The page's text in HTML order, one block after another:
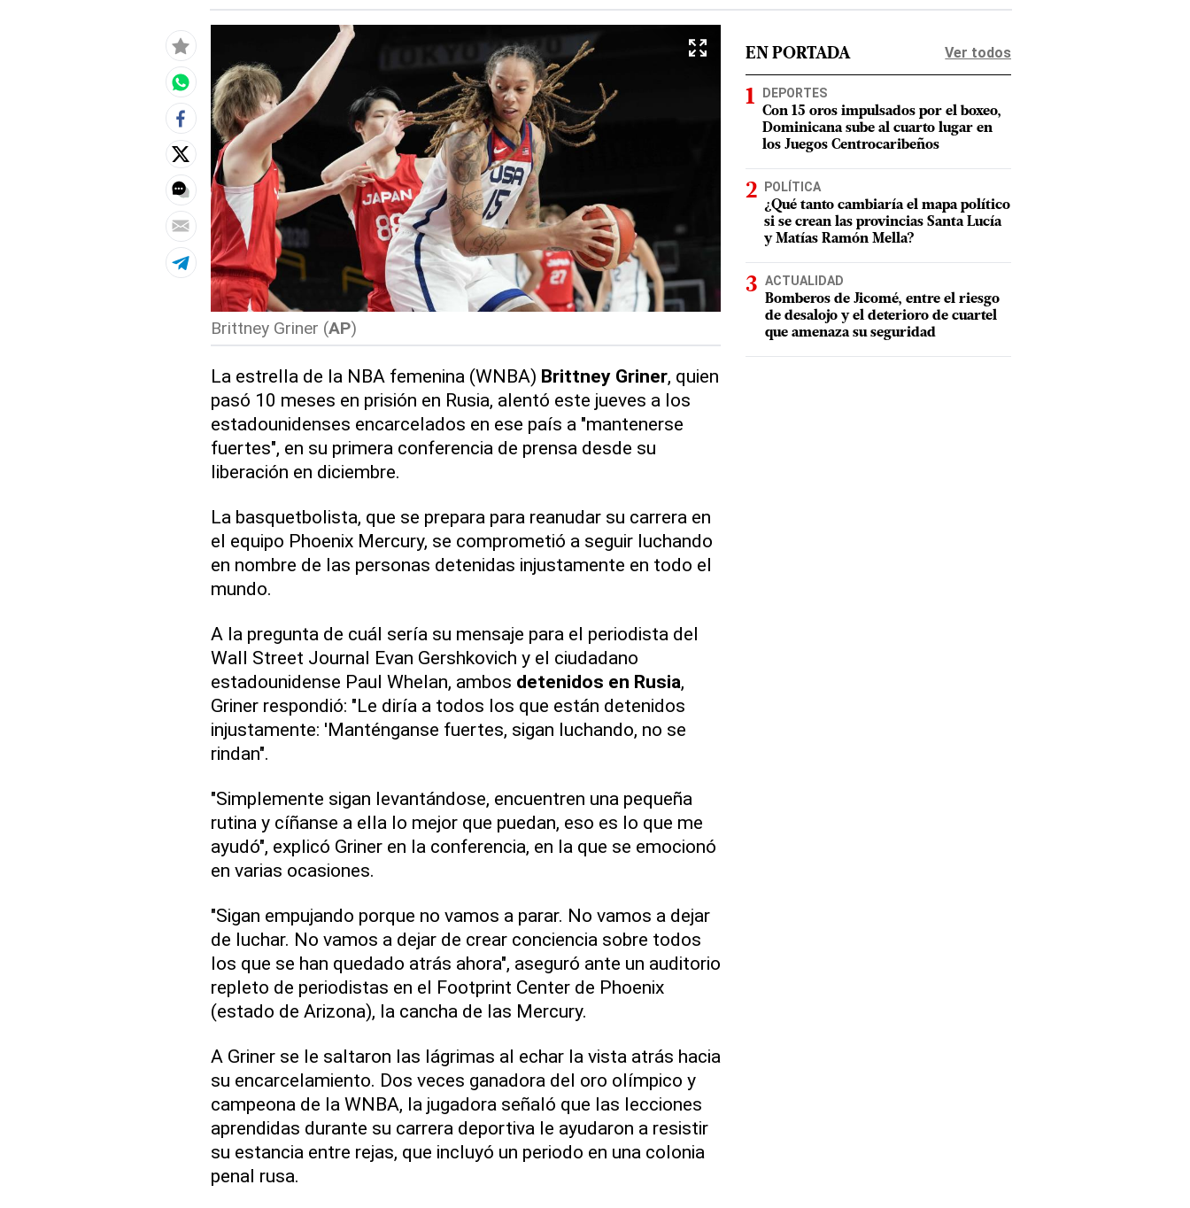
Brittney Griner (AP)
La estrella de la NBA femenina (WNBA) Brittney Griner, quien
pasó 10 meses en prisión en Rusia, alentó este jueves a los
estadounidenses encarcelados en ese país a "mantenerse
fuertes", en su primera conferencia de prensa desde su
liberación en diciembre.
La basquetbolista, que se prepara para reanudar su carrera en
el equipo Phoenix Mercury, se comprometió a seguir luchando
en nombre de las personas detenidas injustamente en todo el
mundo.
A la pregunta de cuál sería su mensaje para el periodista del
Wall Street Journal Evan Gershkovich y el ciudadano
estadounidense Paul Whelan, ambos detenidos en Rusia,
Griner respondió: "Le diría a todos los que están detenidos
injustamente: 'Manténganse fuertes, sigan luchando, no se
rindan".
"Simplemente sigan levantándose, encuentren una pequeña
rutina y cíñanse a ella lo mejor que puedan, eso es lo que me
ayudó", explicó Griner en la conferencia, en la que se emocionó
en varias ocasiones.
"Sigan empujando porque no vamos a parar. No vamos a dejar
de luchar. No vamos a dejar de crear conciencia sobre todos
los que se han quedado atrás ahora", aseguró ante un auditorio
repleto de periodistas en el Footprint Center de Phoenix
(estado de Arizona), la cancha de las Mercury.
A Griner se le saltaron las lágrimas al echar la vista atrás hacia
su encarcelamiento. Dos veces ganadora del oro olímpico y
campeona de la WNBA, la jugadora señaló que las lecciones
aprendidas durante su carrera deportiva le ayudaron a resistir
su estancia entre rejas, que incluyó un periodo en una colonia
penal rusa.
EN PORTADA Ver todos
DEPORTES
Con 15 oros impulsados por el boxeo,
Dominicana sube al cuarto lugar en
los Juegos Centrocaribeños
POLÍTICA
¿Qué tanto cambiaría el mapa político
si se crean las provincias Santa Lucía
y Matías Ramón Mella?
ACTUALIDAD
Bomberos de Jicomé, entre el riesgo
de desalojo y el deterioro de cuartel
que amenaza su seguridad